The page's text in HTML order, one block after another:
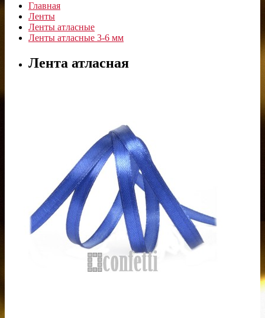
Главная
Ленты
Ленты атласные
Ленты атласные 3-6 мм
Лента атласная